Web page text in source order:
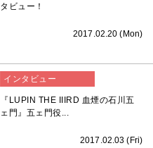
タビュー！
2017.02.20 (Mon)
インタビュー
『LUPIN THE IIIRD 血煙の石川五
ェ門』五ェ門役...
2017.02.03 (Fri)